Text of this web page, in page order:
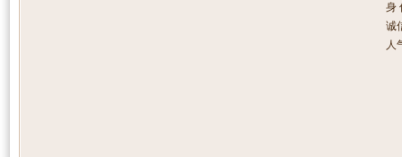
身
诚
人